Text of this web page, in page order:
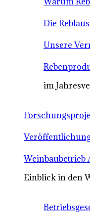
Die Reblaus
Unsere
im
Weinbaubetrieb
Einblick in den